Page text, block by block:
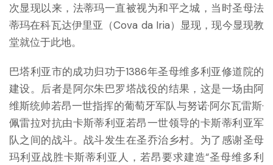
次显现以来，法蒂玛一直被视为和平之城，当时圣母法
蒂玛在科瓦达伊里亚（Cova da Iria）显现，现今显现教
堂就位于此地。
巴塔利亚市的成功归功于1386年圣母维多利亚修道院的
建设。后者是阿尔朱巴罗塔战役的结果，这是一场由阿
维斯统帅若昂一世指挥的葡萄牙军队与努诺·阿尔瓦雷斯·
佩雷拉对抗由卡斯蒂利亚若昂一世领导的卡斯蒂利亚军
队之间的战斗。战斗发生在圣乔治乡村。为了感谢圣母
玛利亚战胜卡斯蒂利亚人，若昂要求建造“圣母维多利